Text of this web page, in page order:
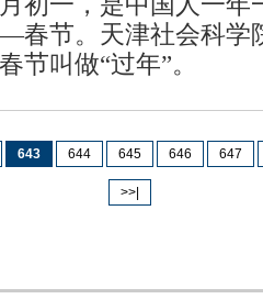
节。天津社会科学
节叫做“过年”。
643 644 645 646 647
>>|